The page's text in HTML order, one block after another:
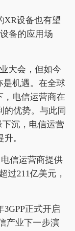
XR设备也有望
备的应用场
大会，但如今
是机遇。在全球
，电信运营商在
优势。与此同
沉，电信运营
。
信运营商提供
过211亿美元，
正式开启
产业下一步演